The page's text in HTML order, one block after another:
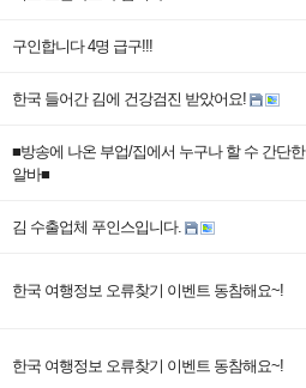
구인합니다 4명 급구!!!
한국 들어간 김에 건강검진 받았어요!
■방송에 나온 부업/집에서 누구나 할 수 간단한
알바■
김 수출업체 푸인스입니다.
한국 여행정보 오류찾기 이벤트 동참해요~!
한국 여행정보 오류찾기 이벤트 동참해요~!